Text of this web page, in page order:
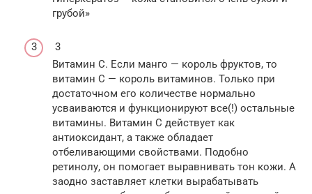
грубой»
3
Витамин С. Если манго — король фруктов, то
витамин С — король витаминов. Только при
достаточном его количестве нормально
усваиваются и функционируют все(!) остальные
витамины. Витамин С действует как
антиоксидант, а также обладает
отбеливающими свойствами. Подобно
ретинолу, он помогает выравнивать тон кожи. А
заодно заставляет клетки вырабатывать